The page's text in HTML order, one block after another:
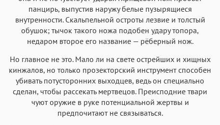
панцирь, выпустив наружу белые пузырящиеся
внутренности. Скальпельной остроты лезвие и толстый
обушок; тычок такого ножа подобен удару топора,
недаром второе его название — рёберный нож.
Но главное не это. Мало ли на свете острейших и хищных
кинжалов, но только прозекторский инструмент способен
убивать потусторонних выходцев, ведь он специально
сделан, чтобы рассекать мертвецов. Преисподние твари
чуют оружие в руке потенциальной жертвы и
предпочитают не связываться.